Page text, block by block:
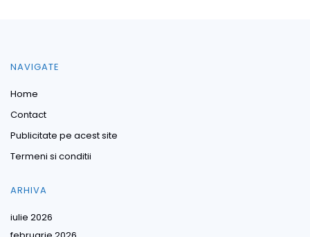
NAVIGATE
Home
Contact
Publicitate pe acest site
Termeni si conditii
ARHIVA
iulie 2026